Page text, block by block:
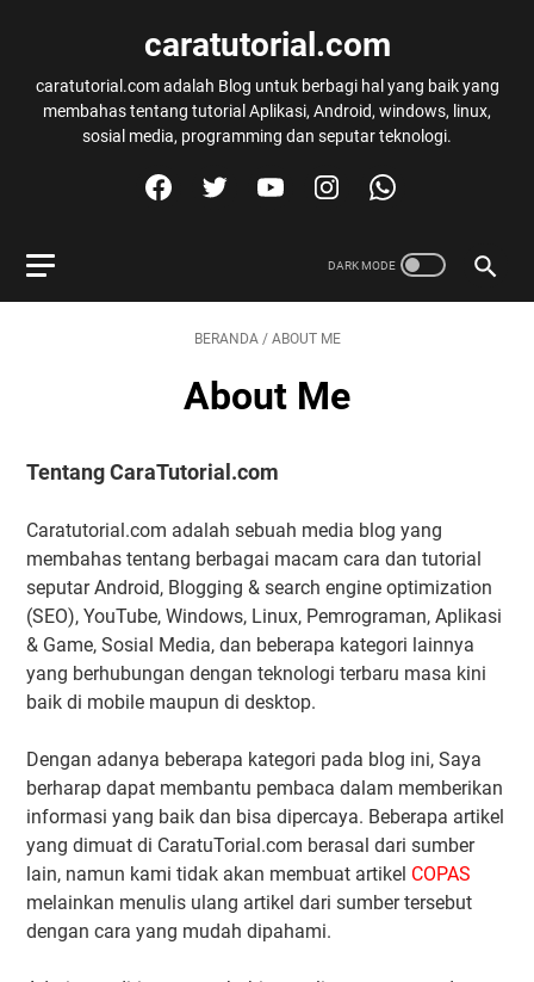
caratutorial.com
caratutorial.com adalah Blog untuk berbagi hal yang baik yang
membahas tentang tutorial Aplikasi, Android, windows, linux,
sosial media, programming dan seputar teknologi.
BERANDA / ABOUT ME
About Me
Tentang CaraTutorial.com
Caratutorial.com adalah sebuah media blog yang
membahas tentang berbagai macam cara dan tutorial
seputar Android, Blogging & search engine optimization
(SEO), YouTube, Windows, Linux, Pemrograman, Aplikasi
& Game, Sosial Media, dan beberapa kategori lainnya
yang berhubungan dengan teknologi terbaru masa kini
baik di mobile maupun di desktop.
Dengan adanya beberapa kategori pada blog ini, Saya
berharap dapat membantu pembaca dalam memberikan
informasi yang baik dan bisa dipercaya. Beberapa artikel
yang dimuat di CaratuTorial.com berasal dari sumber
lain, namun kami tidak akan membuat artikel COPAS
melainkan menulis ulang artikel dari sumber tersebut
dengan cara yang mudah dipahami.